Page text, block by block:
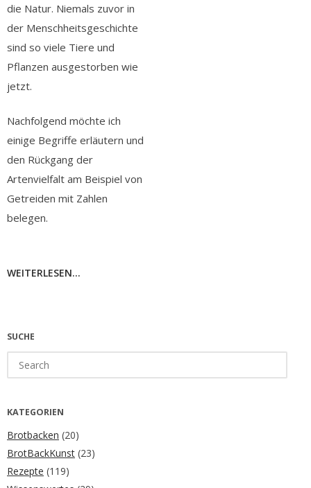
die Natur. Niemals zuvor in
der Menschheitsgeschichte
sind so viele Tiere und
Pflanzen ausgestorben wie
jetzt.
Nachfolgend möchte ich
einige Begriffe erläutern und
den Rückgang der
Artenvielfalt am Beispiel von
Getreiden mit Zahlen
belegen.
WEITERLESEN...
SUCHE
for:
KATEGORIEN
Brotbacken (20)
BrotBackKunst (23)
Rezepte (119)